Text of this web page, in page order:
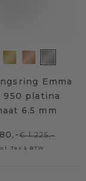
Emma
950 platina
6.5 mm
€ 1.225,-
Tax & BTW